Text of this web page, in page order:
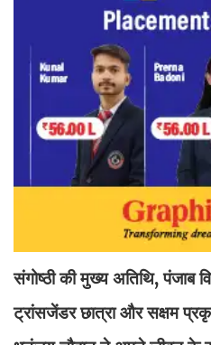
संगोष्ठी की मुख्य अतिथि, पंजाब
ट्रांसजेंडर छात्रा और सक्षम